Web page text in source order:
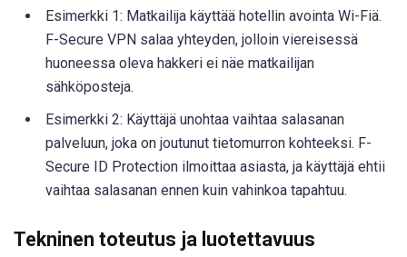
Esimerkki 1: Matkailija käyttää hotellin avointa Wi-Fiä.
F-Secure VPN salaa yhteyden, jolloin viereisessä
huoneessa oleva hakkeri ei näe matkailijan
sähköposteja.
Esimerkki 2: Käyttäjä unohtaa vaihtaa salasanan
palveluun, joka on joutunut tietomurron kohteeksi. F-
Secure ID Protection ilmoittaa asiasta, ja käyttäjä ehtii
vaihtaa salasanan ennen kuin vahinkoa tapahtuu.
Tekninen toteutus ja luotettavuus